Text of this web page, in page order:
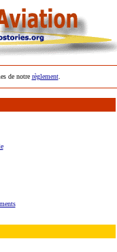
de notre règlement.